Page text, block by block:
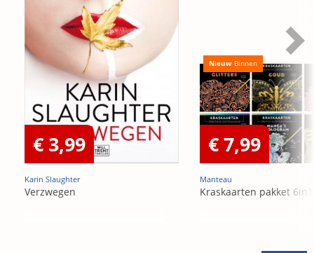
€ 3,99
Karin Slaughter
Verzwegen
Nieuw Binnen
€ 7,99
Manteau
Kraskaarten pakket 6in1